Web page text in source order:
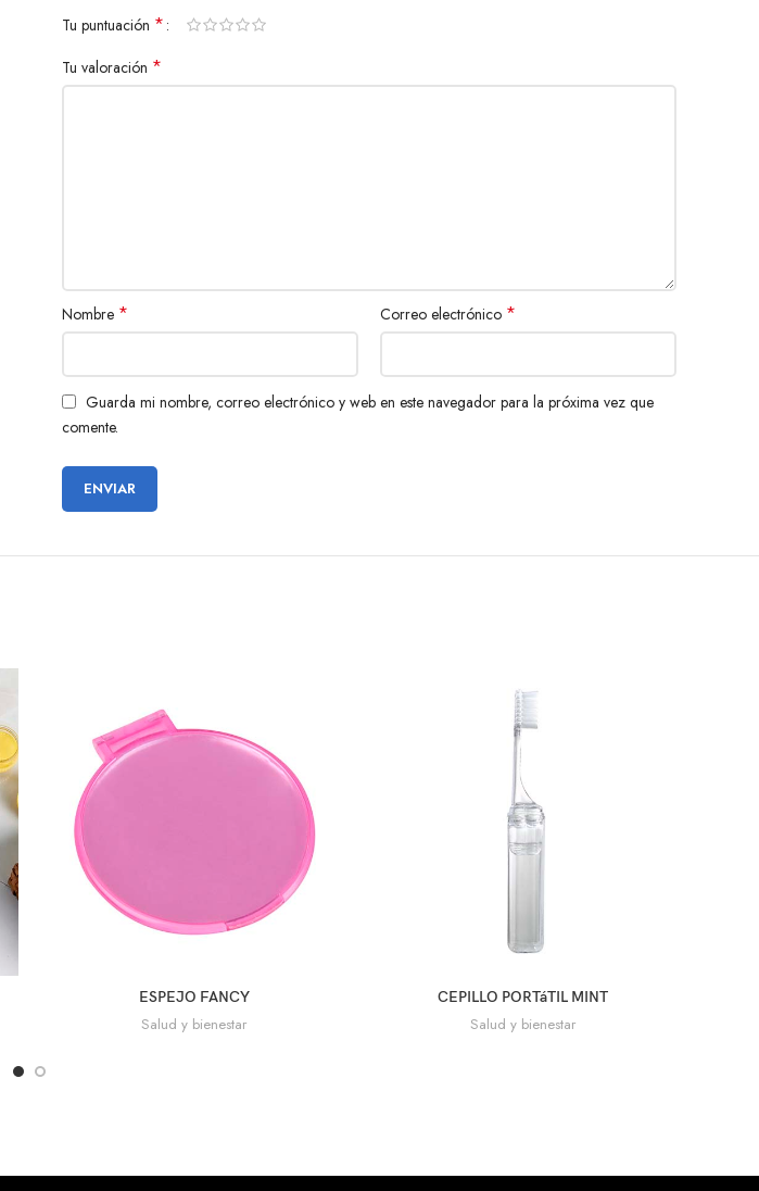
Tu puntuación *
Tu valoración *
Nombre * Correo electrónico *
Guarda mi nombre, correo electrónico y web en este navegador para la próxima vez que
comente.
ESPEJO FANCY
Salud y bienestar
CEPILLO PORTáTIL MINT
Salud y bienestar